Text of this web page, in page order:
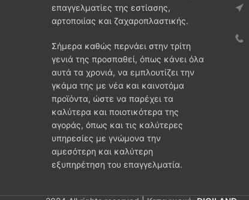
επαγγελματίες της εστίασης,
αρτοποιίας και ζαχαροπλαστικής.
Σήμερα καθώς περνάει στην τρίτη
γενιά της προσπαθεί, όπως κάνει όλα
αυτά τα χρονιά, να εμπλουτίζει την
γκάμα της με νέα και καινοτόμα
προϊόντα, ώστε να παρέχει τα
καλύτερα και ποιοτικότερα της
αγοράς, όπως και τις καλύτερες
υπηρεσίες με γνώμονα την
αμεσότερη και καλύτερη
εξυπηρέτηση του επαγγελματία.